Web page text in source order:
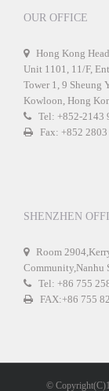
OUR OFFICE
Hong Kong Head
Unit 1101, 11/F,
Tower 1, 9 Sheung
Kowloon, Hong
Tel: +852-2143
Fax: +852 2803
SHENZHEN
Room
Community,Nanhu
Tel: +86 755
FAX:+86 755
©